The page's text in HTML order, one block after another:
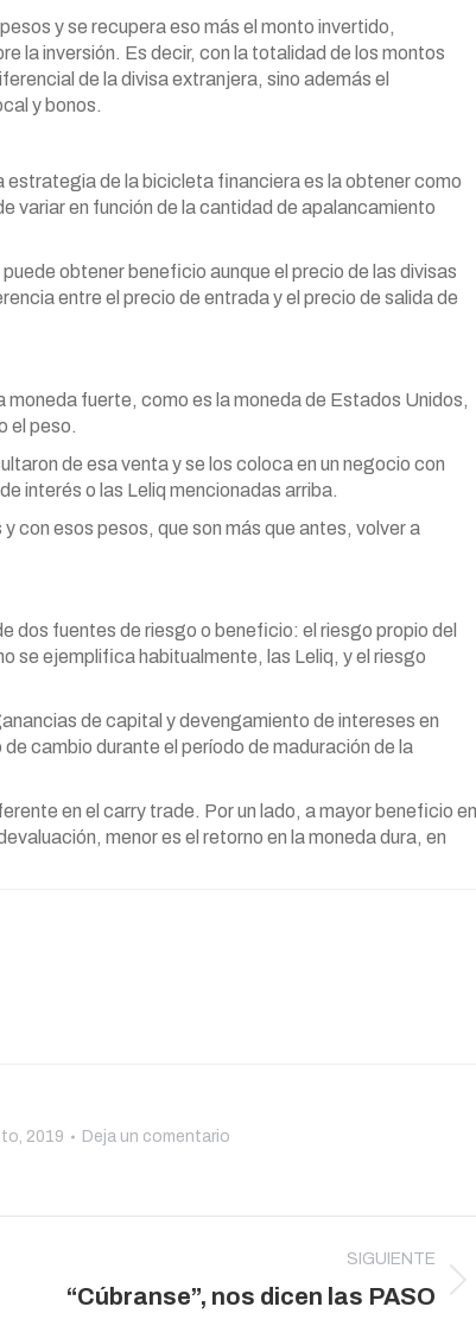
y se recupera eso más el monto invertido,
la inversión. Es decir, con la totalidad de los montos
de la divisa extranjera, sino además el
y bonos.
estrategia de la bicicleta financiera es la obtener como
variar en función de la cantidad de apalancamiento
obtener beneficio aunque el precio de las divisas
entre el precio de entrada y el precio de salida de
moneda fuerte, como es la moneda de Estados Unidos,
el peso.
de esa venta y se los coloca en un negocio con
interés o las Leliq mencionadas arriba.
con esos pesos, que son más que antes, volver a
dos fuentes de riesgo o beneficio: el riesgo propio del
se ejemplifica habitualmente, las Leliq, y el riesgo
de capital y devengamiento de intereses en
cambio durante el período de maduración de la
en el carry trade. Por un lado, a mayor beneficio en
menor es el retorno en la moneda dura, en
2019 Deja un comentario
SIGUIENTE
Publicación
“Cúbranse”, nos dicen las PASO